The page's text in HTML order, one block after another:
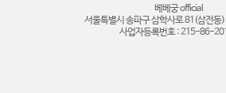
베베궁 official
서울특별시 송파구 삼학사로 81(삼전동
사업자등록번호 : 215-86-